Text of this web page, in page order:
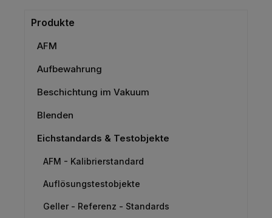
Produkte
AFM
Aufbewahrung
Beschichtung im Vakuum
Blenden
Eichstandards & Testobjekte
AFM - Kalibrierstandard
Auflösungstestobjekte
Geller - Referenz - Standards